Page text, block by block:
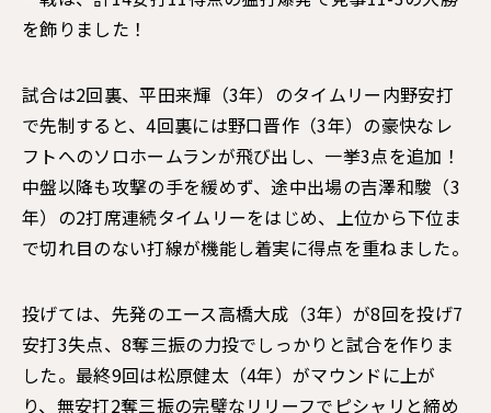
を飾りました！
試合は2回裏、平田来輝（3年）のタイムリー内野安打
で先制すると、4回裏には野口晋作（3年）の豪快なレ
フトへのソロホームランが飛び出し、一挙3点を追加！
中盤以降も攻撃の手を緩めず、途中出場の吉澤和駿（3
年）の2打席連続タイムリーをはじめ、上位から下位ま
で切れ目のない打線が機能し着実に得点を重ねました。
投げては、先発のエース高橋大成（3年）が8回を投げ7
安打3失点、8奪三振の力投でしっかりと試合を作りま
した。最終9回は松原健太（4年）がマウンドに上が
り、無安打2奪三振の完璧なリリーフでピシャリと締め